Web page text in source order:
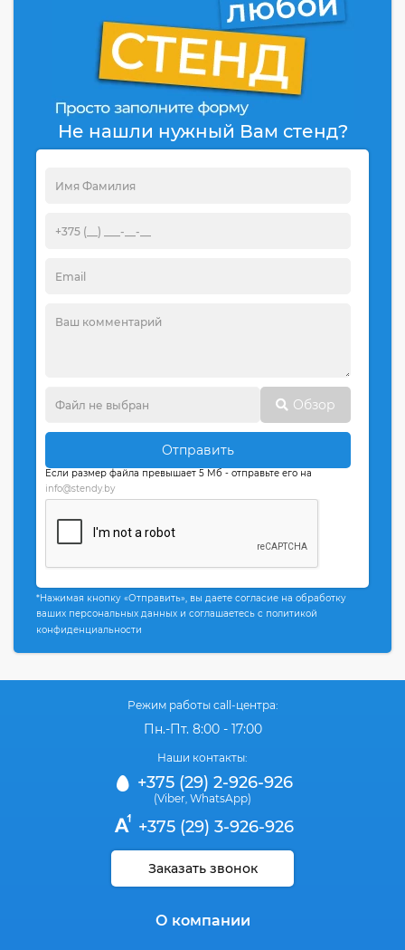
Не нашли нужный Вам стенд?
Обзор
Отправить
Если размер файла превышает 5 Мб - отправьте его на
info@stendy.by
*Нажимая кнопку «Отправить», вы даете согласие на обработку
ваших персональных данных и соглашаетесь с политикой
конфиденциальности
Режим работы call-центра:
Пн.-Пт. 8:00 - 17:00
Наши контакты:
+375 (29) 2-926-926
(Viber WhatsApp)
+375 (29) 3-926-926
Заказать звонок
О компании